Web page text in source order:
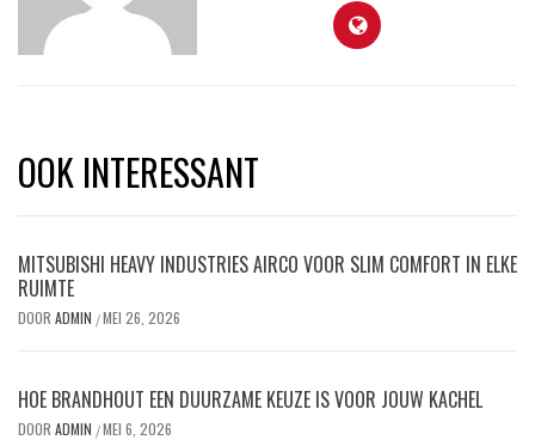
OOK INTERESSANT
MITSUBISHI HEAVY INDUSTRIES AIRCO VOOR SLIM COMFORT IN ELKE
RUIMTE
DOOR ADMIN /MEI 26, 2026
HOE BRANDHOUT EEN DUURZAME KEUZE IS VOOR JOUW KACHEL
DOOR ADMIN /MEI 6, 2026